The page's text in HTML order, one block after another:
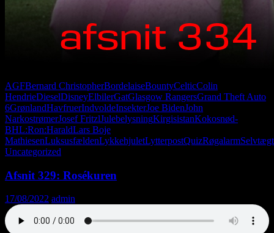
AGFBernard ChristopherBordelaiseBountyCelticColin
HendrieDieselDisneyElbilerGatGlasgow RangersGrand Theft Auto
6GrønlandHavfruerIndvoldeInsekterJoe BidenJohn
NarkostrømerJosef FritzlJulebelysningKirgisistanKokosnød-
BHL:Ron:HaraldLars Boje
MathiesenLuksusfældenLykkehjuletLytterpostQuizRøgalarmSelvtægt
Uncategorized
Afsnit 329: Rosékuren
17/08/2022 admin